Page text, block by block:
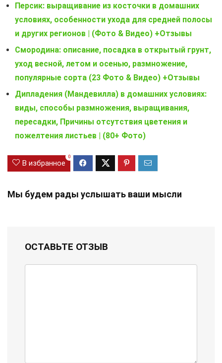
Персик: выращивание из косточки в домашних
условиях, особенности ухода для средней полосы
и других регионов | (Фото & Видео) +Отзывы
Смородина: описание, посадка в открытый грунт,
уход весной, летом и осенью, размножение,
популярные сорта (23 Фото & Видео) +Отзывы
Дипладения (Мандевилла) в домашних условиях:
виды, способы размножения, выращивания,
пересадки, Причины отсутствия цветения и
пожелтения листьев | (80+ Фото)
В избранное
0
Мы будем рады услышать ваши мысли
ОСТАВЬТЕ ОТЗЫВ